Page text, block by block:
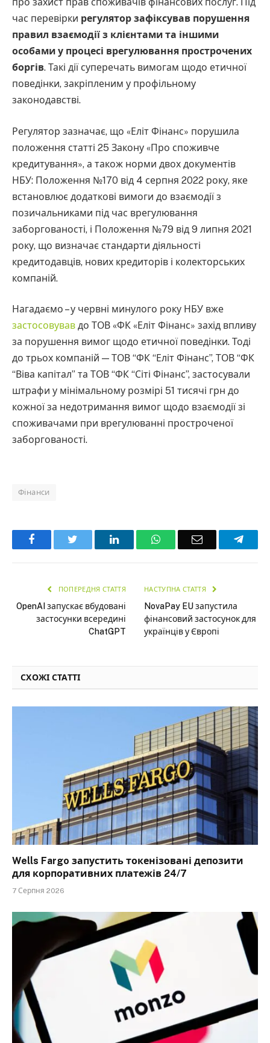
час перевірки регулятор зафіксував порушення
правил взаємодії з клієнтами та іншими
особами у процесі врегулювання прострочених
боргів. Такі дії суперечать вимогам щодо етичної
поведінки, закріпленим у профільному
законодавстві.
Регулятор зазначає, що «Еліт Фінанс» порушила
положення статті 25 Закону «Про споживче
кредитування», а також норми двох документів
НБУ: Положення №170 від 4 серпня 2022 року, яке
встановлює додаткові вимоги до взаємодії з
позичальниками під час врегулювання
заборгованості, і Положення №79 від 9 липня 2021
року, що визначає стандарти діяльності
кредитодавців, нових кредиторів і колекторських
компаній.
Нагадаємо – у червні минулого року НБУ вже
застосовував до ТОВ «ФК «Еліт Фінанс» захід впливу
за порушення вимог щодо етичної поведінки. Тоді
до трьох компаній — ТОВ “ФК “Еліт Фінанс”, ТОВ “ФК
“Віва капітал” та ТОВ “ФК “Сіті Фінанс”, застосували
штрафи у мінімальному розмірі 51 тисячі грн до
кожної за недотримання вимог щодо взаємодії зі
споживачами при врегулюванні простроченої
заборгованості.
Фінанси
Facebook LinkedInWhatsAppEmail
ПОПЕРЕДНЯ СТАТТЯ
OpenAI запускає вбудовані
застосунки всередині
ChatGPT
НАСТУПНА СТАТТЯ
NovaPay EU запустила
фінансовий застосунок для
українців у Європі
СХОЖІ СТАТТІ
Wells Fargo запустить токенізовані депозити
для корпоративних платежів 24/7
7 Серпня 2026